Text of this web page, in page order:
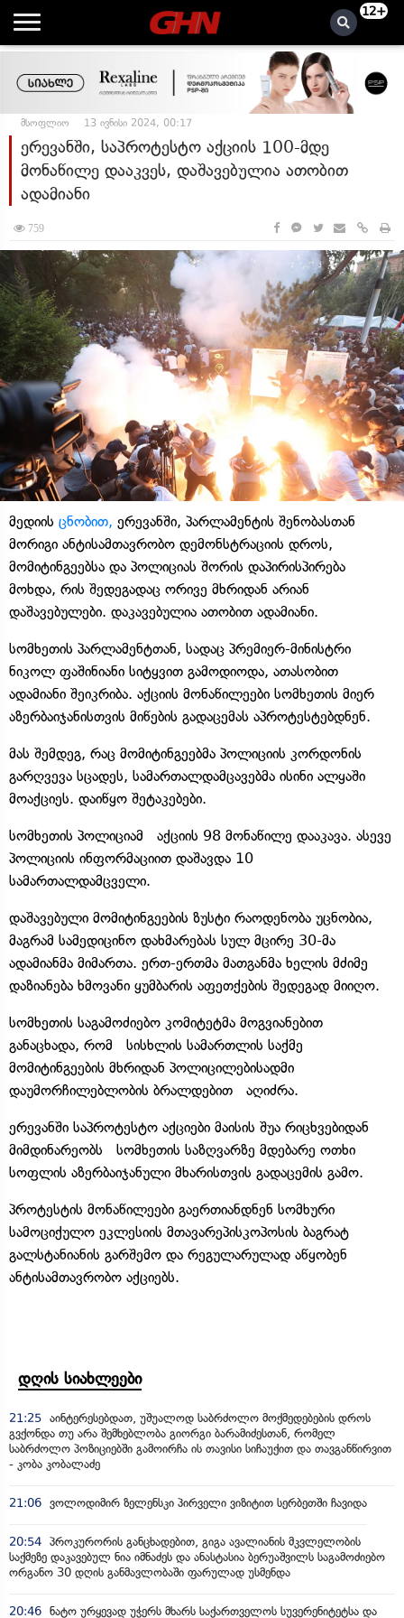
12+
მსოფლიო 13 ივნისი 2024, 00:17
ერევანში, საპროტესტო აქციის 100-მდე
მონაწილე დააკვეს, დაშავებულია ათობით
ადამიანი
759
მედიის ცნობით, ერევანში, პარლამენტის შენობასთან
მორიგი ანტისამთავრობო დემონსტრაციის დროს,
მომიტინგეებსა და პოლიციას შორის დაპირისპირება
მოხდა, რის შედეგადაც ორივე მხრიდან არიან
დაშავებულები. დაკავებულია ათობით ადამიანი.
სომხეთის პარლამენტთან, სადაც პრემიერ-მინისტრი
ნიკოლ ფაშინიანი სიტყვით გამოდიოდა, ათასობით
ადამიანი შეიკრიბა. აქციის მონაწილეები სომხეთის მიერ
აზერბაიჯანისთვის მიწების გადაცემას აპროტესტებდნენ.
მას შემდეგ, რაც მომიტინგეებმა პოლიციის კორდონის
გარღვევა სცადეს, სამართალდამცავებმა ისინი ალყაში
მოაქციეს. დაიწყო შეტაკებები.
სომხეთის პოლიციამ აქციის 98 მონაწილე დააკავა. ასევე
პოლიციის ინფორმაციით დაშავდა 10
სამართალდამცველი.
დაშავებული მომიტინგეების ზუსტი რაოდენობა უცნობია,
მაგრამ სამედიცინო დახმარებას სულ მცირე 30-მა
ადამიანმა მიმართა. ერთ-ერთმა მათგანმა ხელის მძიმე
დაზიანება ხმოვანი ყუმბარის აფეთქების შედეგად მიიღო.
სომხეთის საგამოძიებო კომიტეტმა მოგვიანებით
განაცხადა, რომ სისხლის სამართლის საქმე
მომიტინგეების მხრიდან პოლიცილებისადმი
დაუმორჩილებლობის ბრალდებით აღიძრა.
ერევანში საპროტესტო აქციები მაისის შუა რიცხვებიდან
მიმდინარეობს სომხეთის საზღვარზე მდებარე ოთხი
სოფლის აზერბაიჯანული მხარისთვის გადაცემის გამო.
პროტესტის მონაწილეები გაერთიანდნენ სომხური
სამოციქულო ეკლესიის მთავარეპისკოპოსის ბაგრატ
გალსტანიანის გარშემო და რეგულარულად აწყობენ
ანტისამთავრობო აქციებს.
დღის სიახლეები
21:25 აინტერესებდათ, უშუალოდ საბრძოლო მოქმედებების დროს
გვქონდა თუ არა შემხებლობა გიორგი ბარამიძესთან, რომელ
საბრძოლო პოზიციებში გამოირჩა ის თავისი სიჩაუქით და თავგანწირვით
- კობა კობალაძე
21:06 ვოლოდიმირ ზელენსკი პირველი ვიზიტით სერბეთში ჩავიდა
20:54 პროკურორის განცხადებით, გიგა ავალიანის მკვლელობის
საქმეზე დაკავებულ ნია იმნაძეს და ანასტასია ბერუაშვილს საგამოძიებო
ორგანო 30 დღის განმავლობაში ფარულად უსმენდა
20:46 ნატო ურყევად უჭერს მხარს საქართველოს სუვერენიტეტსა და